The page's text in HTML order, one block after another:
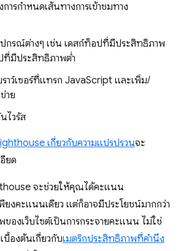
ารกำหนดเส้นทางการเข้าชมทาง
กรณ์ต่างๆ เช่น เดสก์ท็อปที่มีประสิทธิภาพ
มีประสิทธิภาพต่ำ
ราว์เซอร์ที่แทรก JavaScript และเพิ่ม/
าย
ไวรัส
เกี่ยวกับความแปรปรวนจะ
ยด
จะช่วยให้คุณได้คะแนน
ยงคะแนนเดียว แต่ก็อาจมีประโยชน์มากกว่า
องเว็บไซต์เป็นการกระจายคะแนน ไม่ใช่
บื้องต้นเกี่ยวกับเมตริกประสิทธิภาพที่คำนึง